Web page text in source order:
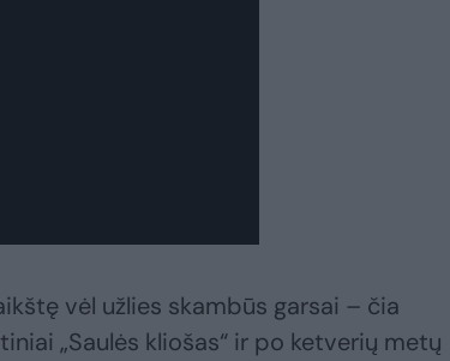
vėl užlies skambūs garsai – čia
„Saulės kliošas“ ir po ketverių metų